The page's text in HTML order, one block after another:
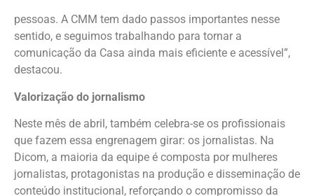
pessoas. A CMM tem dado passos importantes nesse
sentido, e seguimos trabalhando para tornar a
comunicação da Casa ainda mais eficiente e acessível”,
destacou.
Valorização do jornalismo
Neste mês de abril, também celebra-se os profissionais
que fazem essa engrenagem girar: os jornalistas. Na
Dicom, a maioria da equipe é composta por mulheres
jornalistas, protagonistas na produção e disseminação de
conteúdo institucional, reforçando o compromisso da